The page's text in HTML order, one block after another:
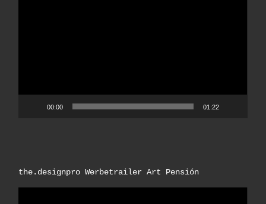
00:00 01:22
the.designpro Werbetrailer Art Pensión